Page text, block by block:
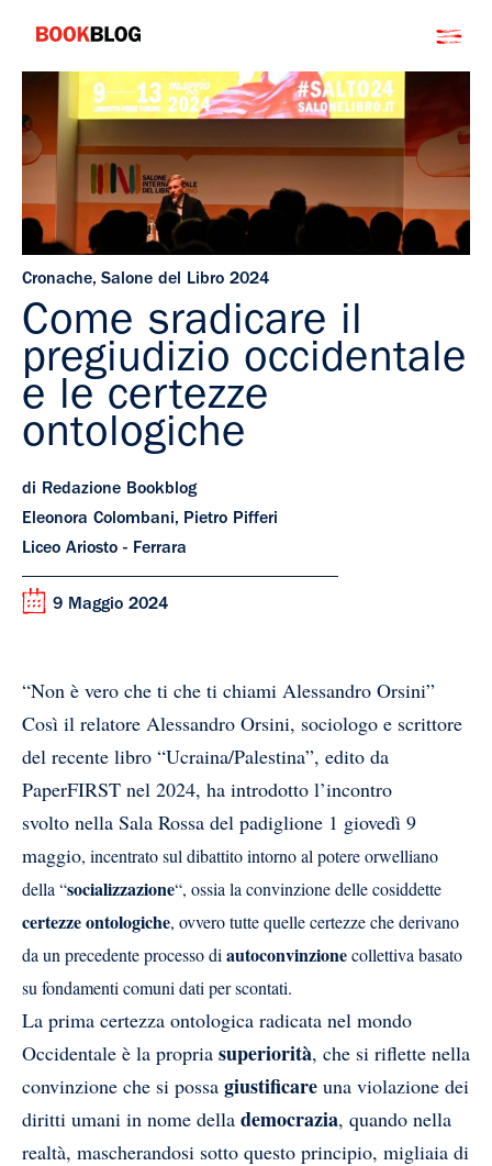
contenuto
Bookblog
Cronache, Salone del Libro 2024
Come sradicare il
pregiudizio occidentale
e le certezze
ontologiche
di Redazione Bookblog
Eleonora Colombani, Pietro Pifferi
Liceo Ariosto - Ferrara
9 Maggio 2024
“Non è vero che ti che ti chiami Alessandro Orsini”
Così il relatore Alessandro Orsini, sociologo e scrittore
del recente libro “Ucraina/Palestina”, edito da
PaperFIRST nel 2024, ha introdotto l’incontro
svolto nella Sala Rossa del padiglione 1 giovedì 9
maggio, incentrato sul dibattito intorno al potere orwelliano
della “socializzazione“, ossia la convinzione delle cosiddette
certezze ontologiche, ovvero tutte quelle certezze che derivano
da un precedente processo di autoconvinzionecollettiva basato
su fondamenti comuni dati per scontati.
La prima certezza ontologica radicata nel mondo
Occidentale è la propria superiorità, che si riflette nella
convinzione che si possa giustificare una violazione dei
diritti umani in nome della democrazia, quando nella
realtà, mascherandosi sotto questo principio, migliaia di